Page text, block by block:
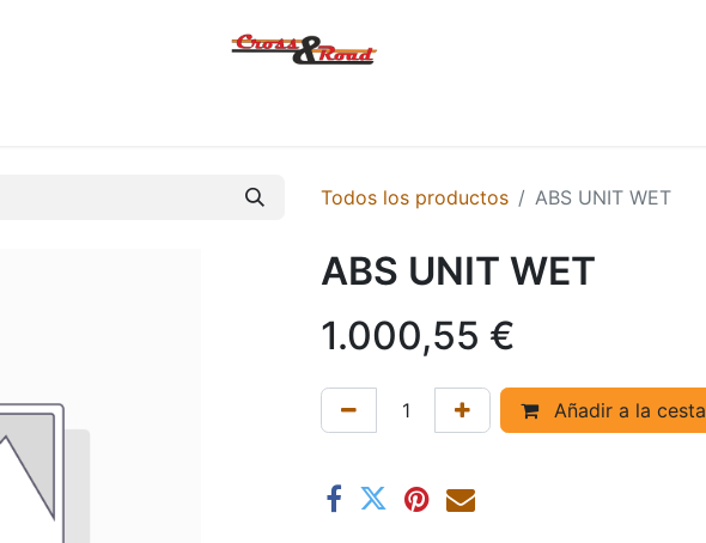
Todos los productos ABS UNIT WET
ABS UNIT WET
1.000,55 €
Añadir a la cesta